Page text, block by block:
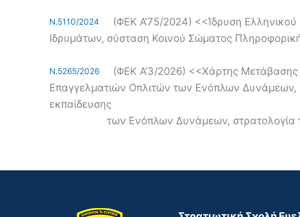
Ν.5110/2024
(ΦΕΚ Α’75/2024) <<Ίδρυση Ελληνικού
Ιδρυμάτων, σύσταση Κοινού Σώματος
Ν.5265/2026
(ΦΕΚ Α’3/2026) <<Χάρτης Μετάβασης
Επαγγελματιών Οπλιτών των Ενόπλων Δυνάμεων,
εκπαίδευσης
των Ενόπλων Δυνάμεων, στρατολογία των